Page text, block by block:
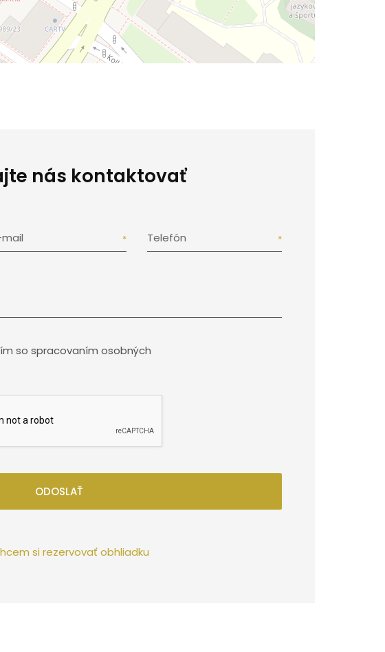
nás kontaktovať
mail Telefón
so spracovaním osobných
ODOSLAŤ
si rezervovať obhliadku